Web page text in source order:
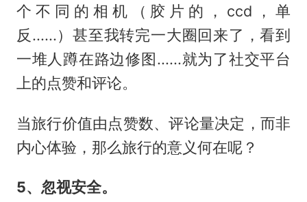
个不同的相机（胶片的，ccd，单
反......）甚至我转完一大圈回来了，看到
一堆人蹲在路边修图......就为了社交平台
上的点赞和评论。
当旅行价值由点赞数、评论量决定，而非
内心体验，那么旅行的意义何在呢？
5、忽视安全。